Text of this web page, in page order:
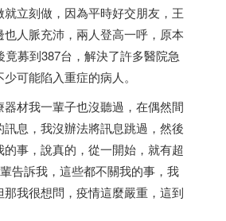
就立刻做，因為平時好交朋友，王
人脈充沛，兩人登高一呼，原本
竟募到387台，解決了許多醫院急
可能陷入重症的病人。
材我一輩子也沒聽過，在偶然間
息，我沒辦法將訊息跳過，然後
事，說真的，從一開始，就有超
告訴我，這些都不關我的事，我
我很想問，疫情這麼嚴重，這到